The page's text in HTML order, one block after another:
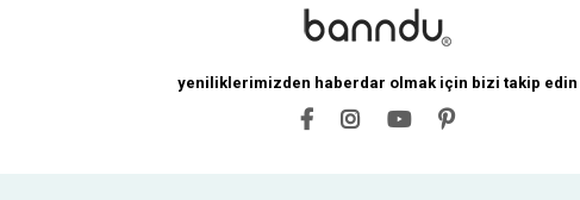
yeniliklerimizden haberdar olmak için bizi takip edin